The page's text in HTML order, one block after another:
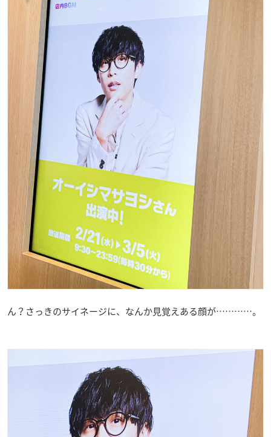
ん？さっきのサイネージに、なんか見覚えある顔が…………。